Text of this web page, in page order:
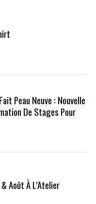
Peau Neuve : Nouvelle
De Stages Pour
Août À L’Atelier